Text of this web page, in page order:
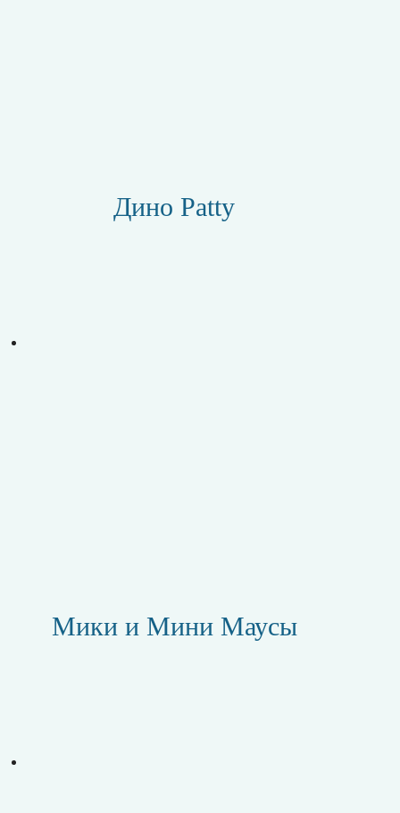
Дино Patty
Мики и Мини Маусы